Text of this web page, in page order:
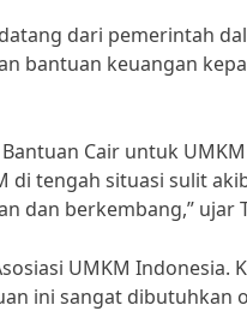
dari pemerintah
bantuan keuangan
Cair untuk
tengah situasi sulit
dan berkembang,” ujar
UMKM Indonesia.
ini sangat dibutuhkan